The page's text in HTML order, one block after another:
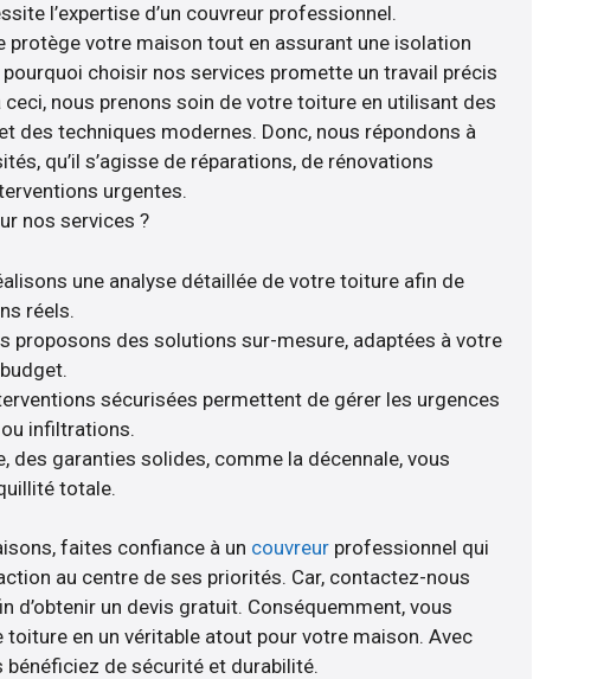
l’expertise d’un couvreur professionnel.
protège votre maison tout en assurant une isolation
pourquoi choisir nos services promette un travail précis
ceci, nous prenons soin de votre toiture en utilisant des
des techniques modernes. Donc, nous répondons à
qu’il s’agisse de réparations, de rénovations
urgentes.
nos services ?
une analyse détaillée de votre toiture afin de
réels.
proposons des solutions sur-mesure, adaptées à votre
sécurisées permettent de gérer les urgences
infiltrations.
des garanties solides, comme la décennale, vous
totale.
faites confiance à un couvreurprofessionnel qui
au centre de ses priorités. Car, contactez-nous
d’obtenir un devis gratuit. Conséquemment, vous
en un véritable atout pour votre maison. Avec
bénéficiez de sécurité et durabilité.